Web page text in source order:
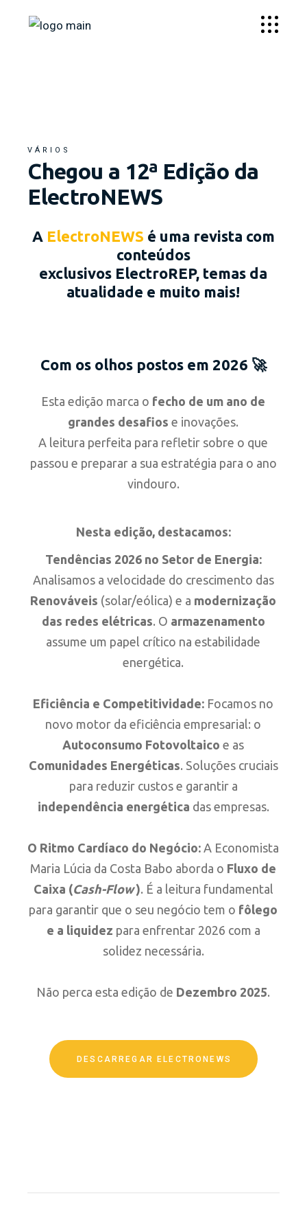
VÁRIOS
Chegou a 12ª Edição da
ElectroNEWS
A ElectroNEWS é uma revista com
conteúdos
exclusivos ElectroREP, temas da
atualidade e muito mais!
Com os olhos postos em 2026 🚀
Esta edição marca o fecho de um ano de
grandes desafios e inovações.
A leitura perfeita para refletir sobre o que
passou e preparar a sua estratégia para o ano
vindouro.
Nesta edição, destacamos:
Tendências 2026 no Setor de Energia:
Analisamos a velocidade do crescimento das
Renováveis (solar/eólica) e a modernização
das redes elétricas. O armazenamento
assume um papel crítico na estabilidade
energética.
Eficiência e Competitividade: Focamos no
novo motor da eficiência empresarial: o
Autoconsumo Fotovoltaico e as
Comunidades Energéticas. Soluções cruciais
para reduzir custos e garantir a
independência energética das empresas.
O Ritmo Cardíaco do Negócio: A Economista
Maria Lúcia da Costa Babo aborda o Fluxo de
Caixa (Cash-Flow). É a leitura fundamental
para garantir que o seu negócio tem o fôlego
e a liquidez para enfrentar 2026 com a
solidez necessária.
Não perca esta edição de Dezembro 2025.
DESCARREGAR ELECTRONEWS